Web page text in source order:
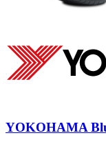
YOKOHAMA